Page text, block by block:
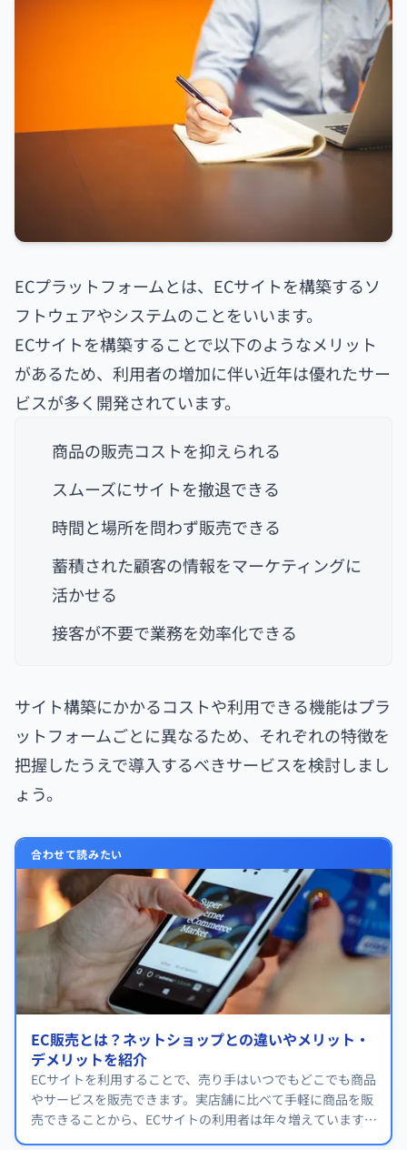
ECプラットフォームとは、ECサイトを構築するソ
フトウェアやシステムのことをいいます。
ECサイトを構築することで以下のようなメリット
があるため、利用者の増加に伴い近年は優れたサー
ビスが多く開発されています。
商品の販売コストを抑えられる
スムーズにサイトを撤退できる
時間と場所を問わず販売できる
蓄積された顧客の情報をマーケティングに
活かせる
接客が不要で業務を効率化できる
サイト構築にかかるコストや利用できる機能はプラ
ットフォームごとに異なるため、それぞれの特徴を
把握したうえで導入するべきサービスを検討しまし
ょう。
合わせて読みたい
EC販売とは？ネットショップとの違いやメリット・
デメリットを紹介
ECサイトを利用することで、売り手はいつでもどこでも商品
やサービスを販売できます。実店舗に比べて手軽に商品を販
売できることから、ECサイトの利用者は年々増えています。
そこで今回はEC販売のメリットやデメリット、成功事例に